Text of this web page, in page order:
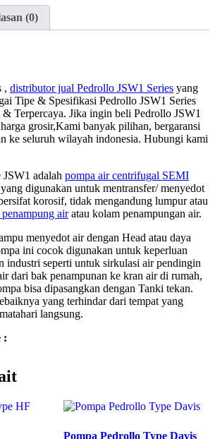
(0)
, distributor jual Pedrollo JSW1 Series yang
Tipe & Spesifikasi Pedrollo JSW1 Series
Terpercaya. Jika ingin beli Pedrollo JSW1
grosir,Kami banyak pilihan, bergaransi
ke seluruh wilayah indonesia. Hubungi kami
adalah pompa air centrifugal SEMI
digunakan untuk mentransfer/ menyedot
korosif, tidak mengandung lumpur atau
airatau kolam penampungan air.
menyedot air dengan Head atau daya
ini cocok digunakan untuk keperluan
industri seperti untuk sirkulasi air pendingin
dari bak penampunan ke kran air di rumah,
bisa dipasangkan dengan Tanki tekan.
yang terhindar dari tempat yang
langsung.
:
Pompa Pedrollo Type Davis